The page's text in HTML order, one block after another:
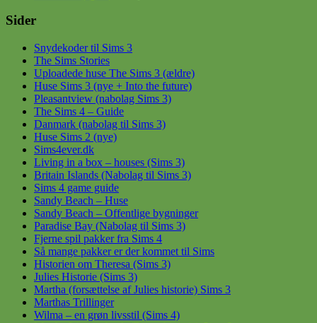
Sider
Snydekoder til Sims 3
The Sims Stories
Uploadede huse The Sims 3 (ældre)
Huse Sims 3 (nye + Into the future)
Pleasantview (nabolag Sims 3)
The Sims 4 – Guide
Danmark (nabolag til Sims 3)
Huse Sims 2 (nye)
Sims4ever.dk
Living in a box – houses (Sims 3)
Britain Islands (Nabolag til Sims 3)
Sims 4 game guide
Sandy Beach – Huse
Sandy Beach – Offentlige bygninger
Paradise Bay (Nabolag til Sims 3)
Fjerne spil pakker fra Sims 4
Så mange pakker er der kommet til Sims
Historien om Theresa (Sims 3)
Julies Historie (Sims 3)
Martha (forsættelse af Julies historie) Sims 3
Marthas Trillinger
Wilma – en grøn livsstil (Sims 4)